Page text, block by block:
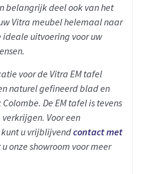
belangrijk deel ook van het
Vitra meubel helemaal naar
ideale uitvoering voor uw
voor de Vitra EM tafel
naturel gefineerd blad en
De EM tafel is tevens
Voor een
u vrijblijvendcontact met
onze showroom voor meer